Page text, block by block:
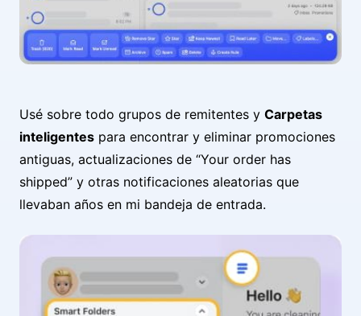
Usé sobre todo grupos de remitentes y Carpetas
inteligentes para encontrar y eliminar promociones
antiguas, actualizaciones de “Your order has
shipped” y otras notificaciones aleatorias que
llevaban años en mi bandeja de entrada.